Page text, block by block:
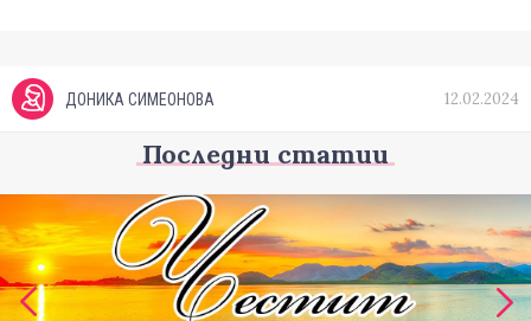
ДОНИКА СИМЕОНОВА 12.02.2024
Последни статии